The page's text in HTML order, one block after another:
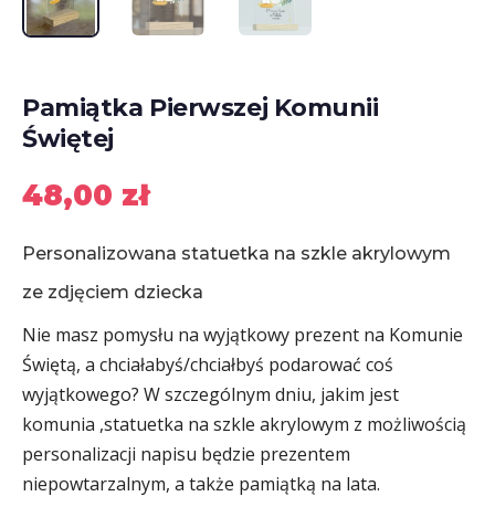
Pamiątka Pierwszej Komunii
Świętej
48,00 zł
Personalizowana statuetka na szkle akrylowym
ze zdjęciem dziecka
Nie masz pomysłu na wyjątkowy prezent na Komunie
Świętą, a chciałabyś/chciałbyś podarować coś
wyjątkowego? W szczególnym dniu, jakim jest
komunia ,statuetka na szkle akrylowym z możliwością
personalizacji napisu będzie prezentem
niepowtarzalnym, a także pamiątką na lata.